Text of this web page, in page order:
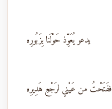
يدعو يُعَوِّذ حَوْلَنا بِزَبُورِه
ففَتَحْتُ من عَيْني لرَجْعِ هَدِيرِه